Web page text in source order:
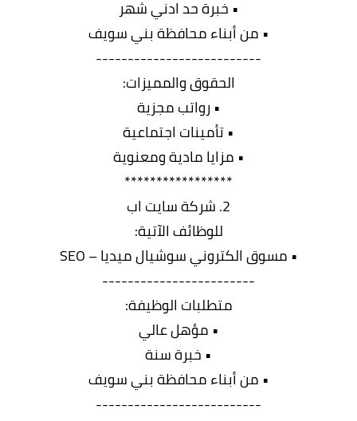
• خبرة حد ادني شهر
• من أبناء محافظة بني سويف
--------------------------
الحقوق والمميزات:
• رواتب مجزية
• تأمينات اجتماعية
• مزايا مادية ومعنوية
*****************
2. شركة سايت اب
للوظائف الآتية:
• مسوق الكتروني سوشيال ميديا – SEO
------------------------
متطلبات الوظيفة:
• مؤهل عالي
• خبرة سنة
• من أبناء محافظة بني سويف
--------------------------